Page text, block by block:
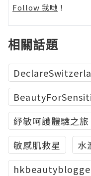
Follow 我哋 ！
相關話題
紓敏呵護體驗之旅
敏感肌救星
水